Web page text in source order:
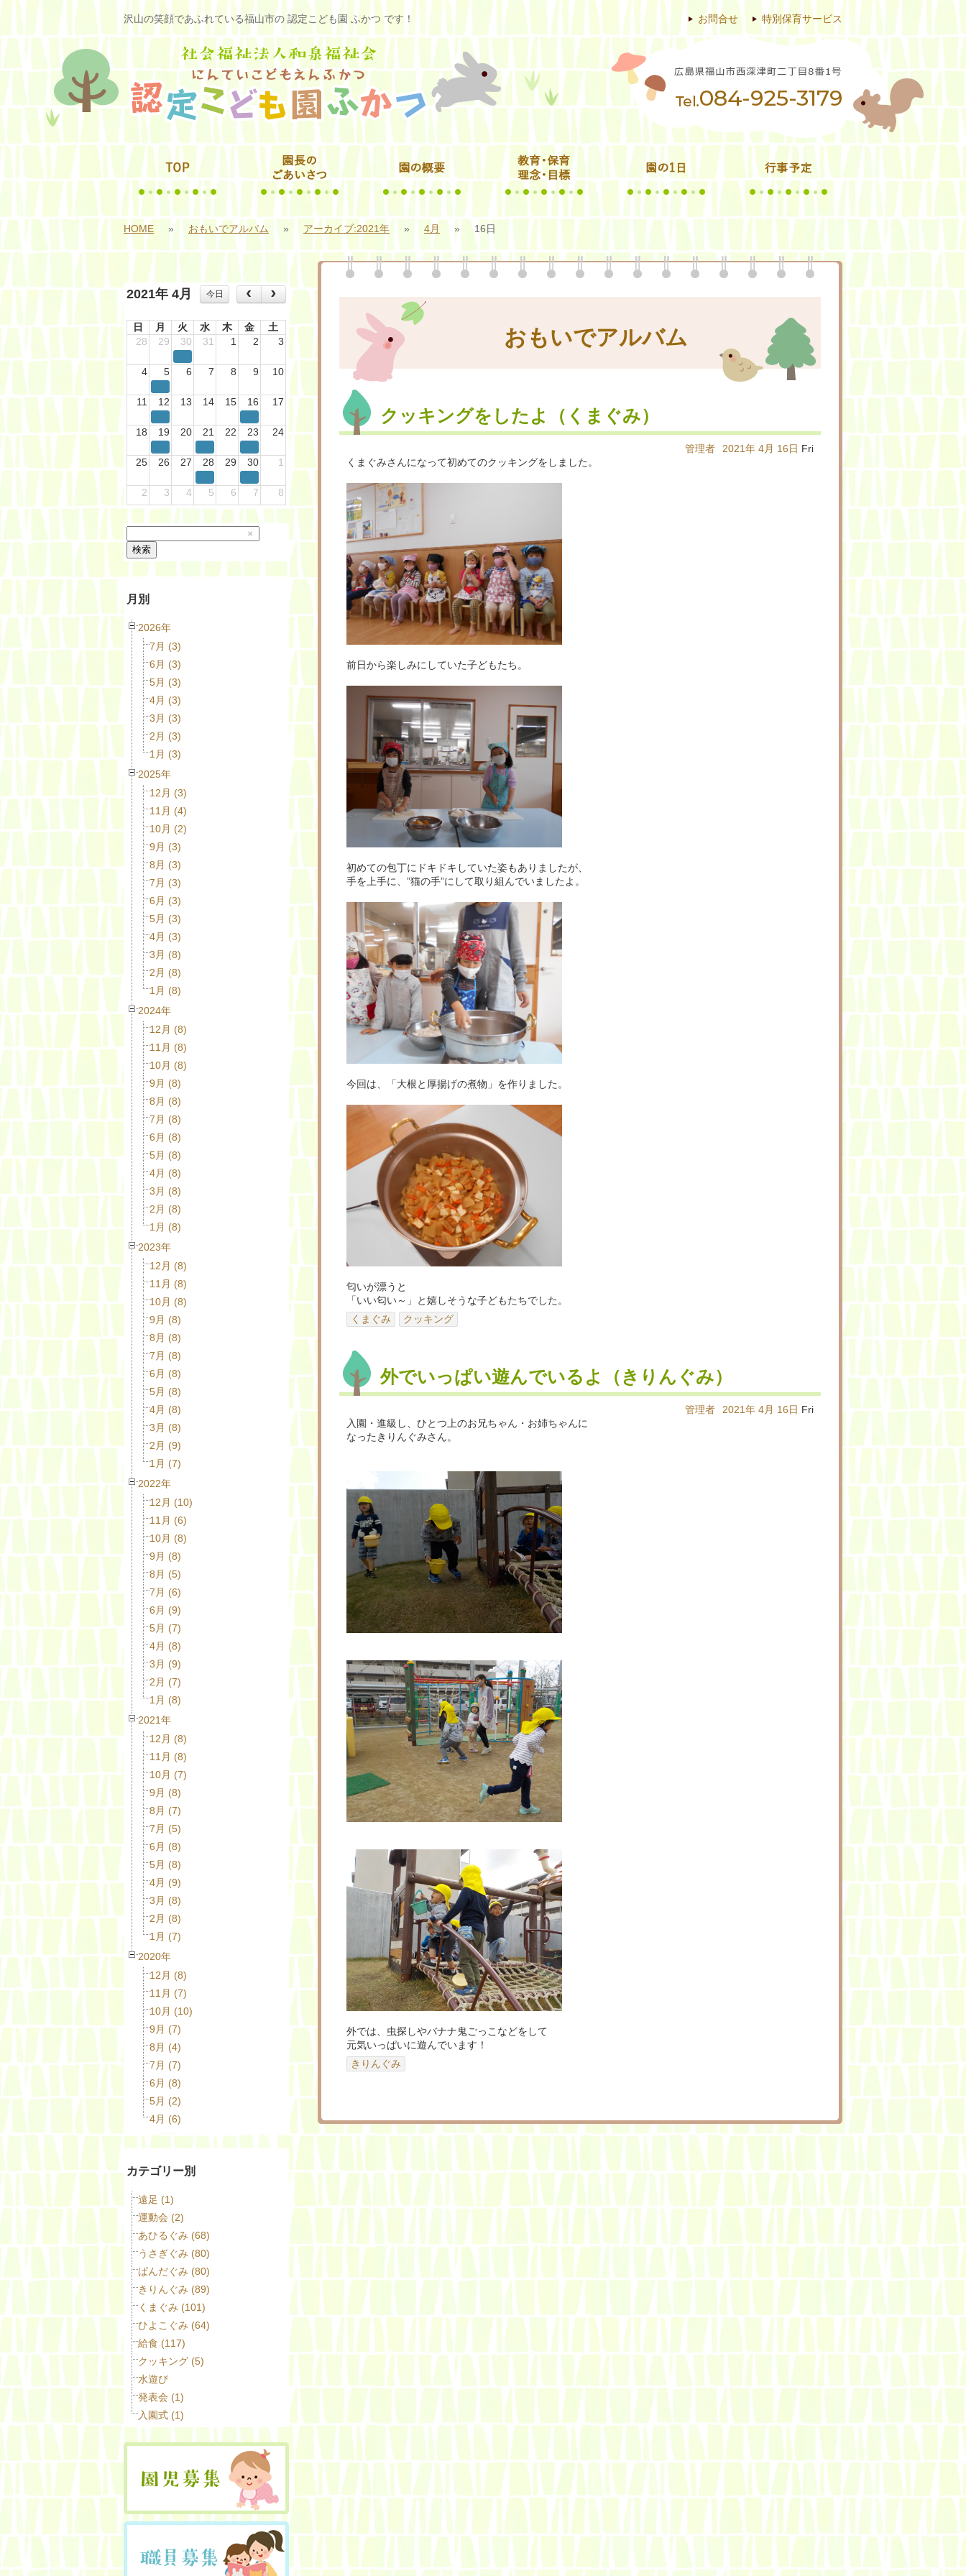
沢山の笑顔であふれている福山市の 認定こども園 ふかつ です！ 特別保育サービス
お問合せ
HOME » おもいでアルバム » アーカイブ:2021年 » 4月 » 16日
2021年 4月 今日
日 月 火 水 木 金
土
28
29 30 31 1 2 3
4 5 6 7 8 9 10
11 12 13 14 15 16 17
18 19 20 21 22 23 24
25 26 27 28 29 30 1
2 3 4 5 6 7 8
×
検索
月別
2026年
7月 (3)
6月 (3)
5月 (3)
4月 (3)
3月 (3)
2月 (3)
1月 (3)
2025年
12月 (3)
11月 (4)
10月 (2)
9月 (3)
8月 (3)
7月 (3)
6月 (3)
5月 (3)
4月 (3)
3月 (8)
2月 (8)
1月 (8)
2024年
12月 (8)
11月 (8)
10月 (8)
9月 (8)
8月 (8)
7月 (8)
6月 (8)
5月 (8)
4月 (8)
3月 (8)
2月 (8)
1月 (8)
2023年
12月 (8)
11月 (8)
10月 (8)
9月 (8)
8月 (8)
7月 (8)
6月 (8)
5月 (8)
4月 (8)
3月 (8)
2月 (9)
1月 (7)
2022年
12月 (10)
11月 (6)
10月 (8)
9月 (8)
8月 (5)
7月 (6)
6月 (9)
5月 (7)
4月 (8)
3月 (9)
2月 (7)
1月 (8)
2021年
12月 (8)
11月 (8)
10月 (7)
9月 (8)
8月 (7)
7月 (5)
6月 (8)
5月 (8)
4月 (9)
3月 (8)
2月 (8)
1月 (7)
2020年
12月 (8)
11月 (7)
10月 (10)
9月 (7)
8月 (4)
7月 (7)
6月 (8)
5月 (2)
4月 (6)
カテゴリー別
遠足 (1)
運動会 (2)
あひるぐみ (68)
うさぎぐみ (80)
ぱんだぐみ (80)
きりんぐみ (89)
くまぐみ (101)
ひよこぐみ (64)
給食 (117)
クッキング (5)
水遊び
発表会 (1)
入園式 (1)
おもいでアルバム
クッキングをしたよ（くまぐみ）
2021年 4月 16日 Fri
管理者
くまぐみさんになって初めてのクッキングをしました。
前日から楽しみにしていた子どもたち。
初めての包丁にドキドキしていた姿もありましたが、
手を上手に、”猫の手”にして取り組んでいましたよ。
今回は、「大根と厚揚げの煮物」を作りました。
匂いが漂うと
「いい匂い～」と嬉しそうな子どもたちでした。
くまぐみ
クッキング
外でいっぱい遊んでいるよ（きりんぐみ）
2021年 4月 16日 Fri
管理者
入園・進級し、ひとつ上のお兄ちゃん・お姉ちゃんに
なったきりんぐみさん。
外では、虫探しやバナナ鬼ごっこなどをして
元気いっぱいに遊んでいます！
きりんぐみ